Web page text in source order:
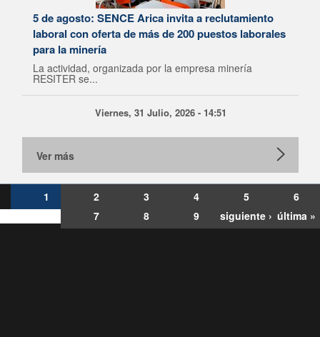
5 de agosto: SENCE Arica invita a reclutamiento
laboral con oferta de más de 200 puestos laborales
para la minería
La actividad, organizada por la empresa minería
RESITER se...
Viernes, 31 Julio, 2026 - 14:51
Ver más
1 2 3 4 5
6
7
8 9 siguiente › última »